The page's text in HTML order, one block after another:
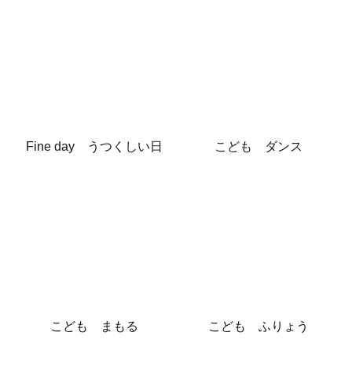
Fine day うつくしい日 こども ダンス
こども まもる こども ふりょう